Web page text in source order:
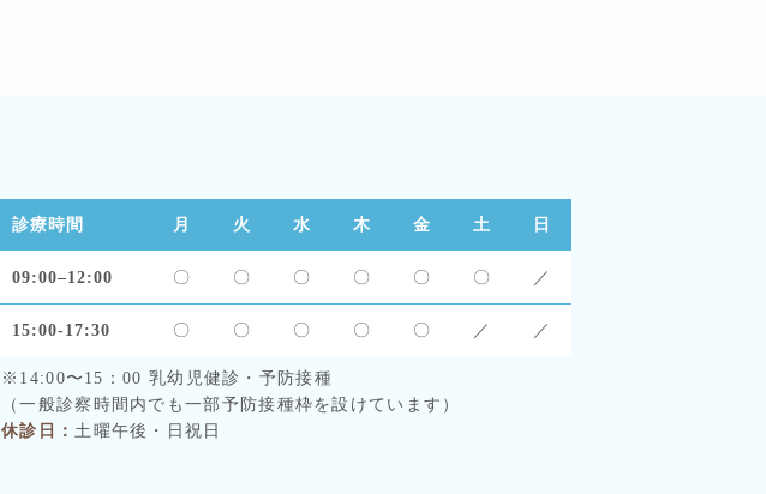
診療時間 月 火 水 木 金 土 日
09:00–12:00 〇 〇 〇 〇 〇 〇 ／
15:00-17:30 〇 〇 〇 〇 〇 ／ ／
※14:00〜15：00 乳幼児健診・予防接種
（一般診察時間内でも一部予防接種枠を設けています）
休診日：土曜午後・日祝日